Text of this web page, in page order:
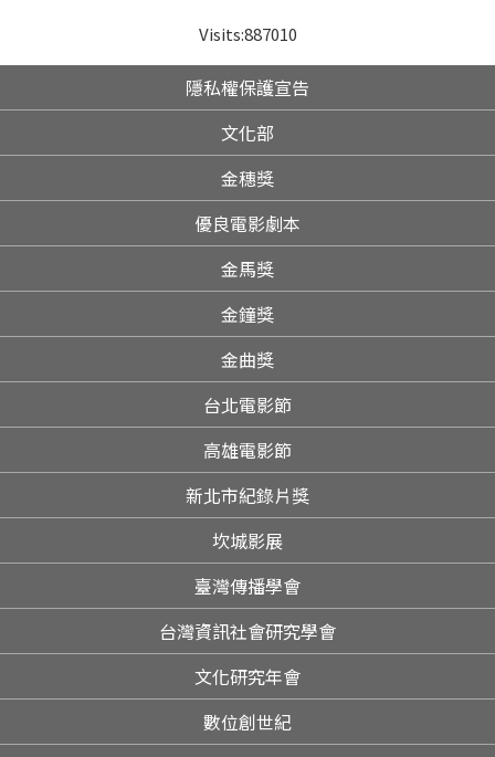
Visits:887010
隱私權保護宣告
文化部
金穗獎
優良電影劇本
金馬獎
金鐘獎
金曲獎
台北電影節
高雄電影節
新北市紀錄片獎
坎城影展
臺灣傳播學會
台灣資訊社會研究學會
文化研究年會
數位創世紀